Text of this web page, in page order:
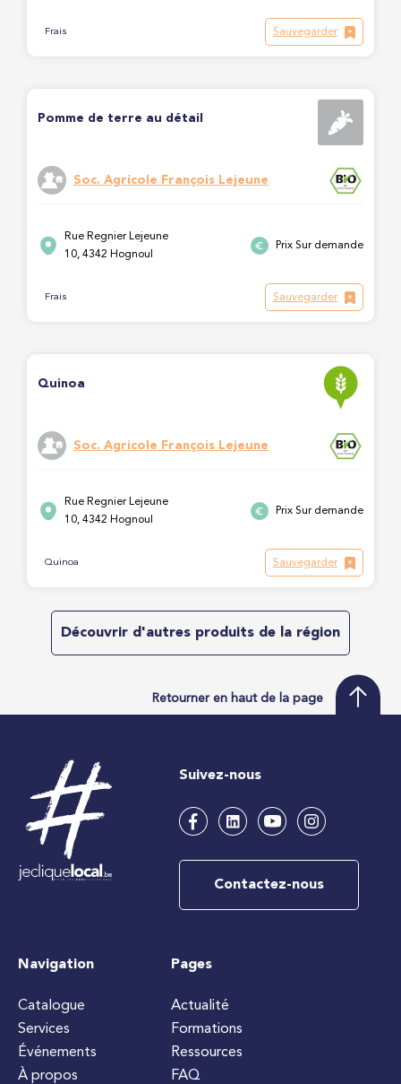
Frais Sauvegarder
Pomme de terre au détail
Soc. Agricole François Lejeune
Rue Regnier Lejeune
10, 4342 Hognoul
Prix Sur demande
Frais Sauvegarder
Quinoa
Soc. Agricole François Lejeune
Rue Regnier Lejeune
10, 4342 Hognoul
Prix Sur demande
Quinoa Sauvegarder
Découvrir d'autres produits de la région
Retourner en haut de la page
Suivez-nous
Contactez-nous
Navigation
Catalogue
Services
Événements
À propos
Pages
Actualité
Formations
Ressources
FAQ